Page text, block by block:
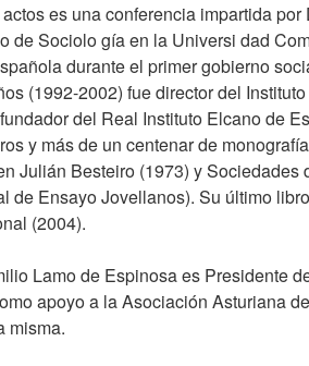
es una conferencia impartida
de Sociolo gía en la Uni­versi dad
durante el primer gobierno
(1992-2002) fue director del
del Real Instituto Elcano de
y más de un centenar de
Julián Besteiro (1973) y
de Ensayo Jovellanos). Su último
(2004).
Lamo de Espinosa es Presidente
apoyo a la Asociación Asturiana
misma.